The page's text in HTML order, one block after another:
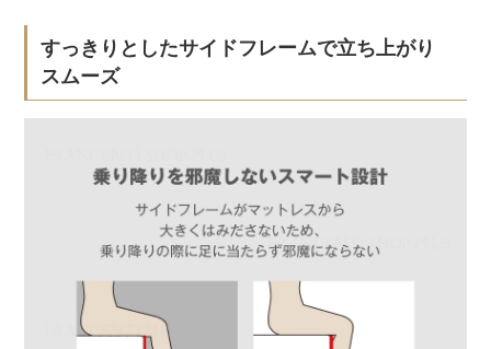
すっきりとしたサイドフレームで立ち上がり
スムーズ